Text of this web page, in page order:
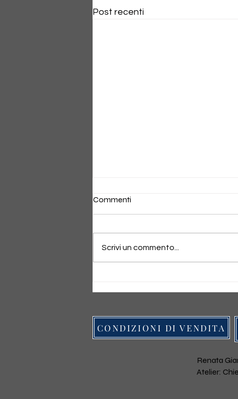
Post recenti
Commenti
Scrivi un commento...
CONDIZIONI DI VENDITA
Renata
Atelier: